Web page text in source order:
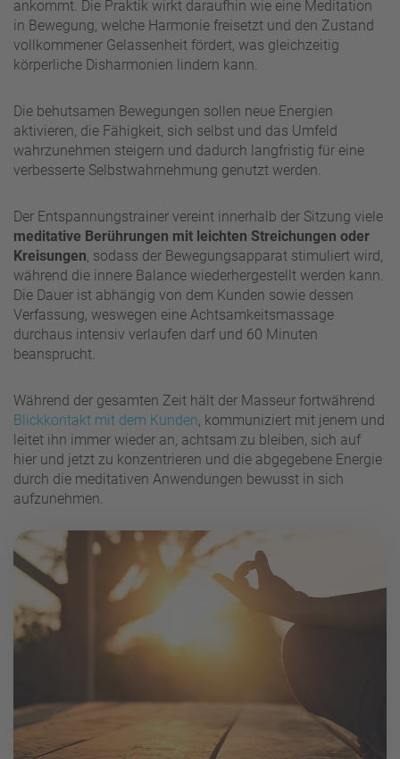
ankommt. Die Praktik wirkt daraufhin wie eine Meditation
in Bewegung, welche Harmonie freisetzt und den Zustand
vollkommener Gelassenheit fördert, was gleichzeitig
körperliche Disharmonien lindern kann.
Die behutsamen Bewegungen sollen neue Energien
aktivieren, die Fähigkeit, sich selbst und das Umfeld
wahrzunehmen steigern und dadurch langfristig für eine
verbesserte Selbstwahrnehmung genutzt werden.
Der Entspannungstrainer vereint innerhalb der Sitzung viele
meditative Berührungen mit leichten Streichungen oder
Kreisungen, sodass der Bewegungsapparat stimuliert wird,
während die innere Balance wiederhergestellt werden kann.
Die Dauer ist abhängig von dem Kunden sowie dessen
Verfassung, weswegen eine Achtsamkeitsmassage
durchaus intensiv verlaufen darf und 60 Minuten
beansprucht.
Während der gesamten Zeit hält der Masseur fortwährend
Blickkontakt mit dem Kunden, kommuniziert mit jenem und
leitet ihn immer wieder an, achtsam zu bleiben, sich auf
hier und jetzt zu konzentrieren und die abgegebene Energie
durch die meditativen Anwendungen bewusst in sich
aufzunehmen.